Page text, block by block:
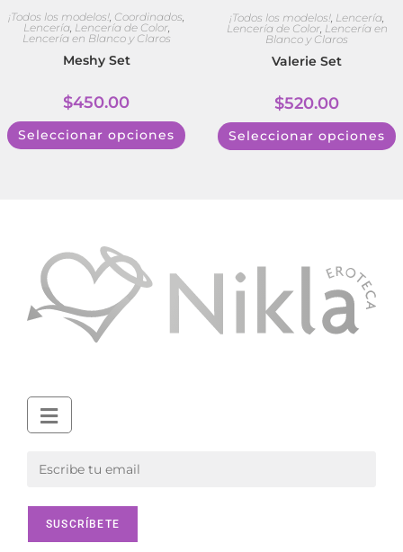
¡Todos los modelos!, Coordinados,
Lencería, Lencería de Color,
Lencería en Blanco y Claros
Meshy Set
$450.00
Seleccionar opciones
¡Todos los modelos! Lencería
Lencería de Color Lencería en
Blanco y Claros
Valerie Set
$520.00
Seleccionar opciones